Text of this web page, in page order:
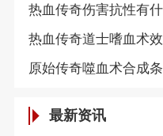
热血传奇伤害抗性有
热血传奇道士嗜血术
原始传奇噬血术合成
最新资讯